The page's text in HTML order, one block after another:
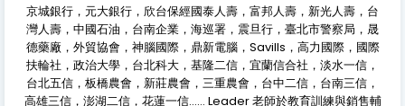
京城銀行，元大銀行，欣台保經國泰人壽，富邦人壽，新光人壽，台
灣人壽，中國石油，台南企業，海巡署，震旦行，臺北市警察局，晟
德藥廠，外貿協會，神腦國際，鼎新電腦，Savills，高力國際，國際
扶輪社，政治大學，台北科大，基隆二信，宜蘭信合社，淡水一信，
台北五信，板橋農會，新莊農會，三重農會，台中二信，台南三信，
高雄三信，澎湖二信，花蓮一信…… Leader 老師於教育訓練與銷售輔